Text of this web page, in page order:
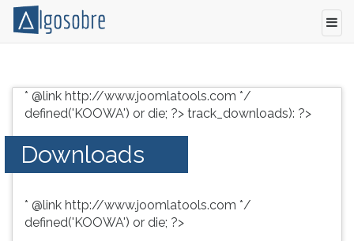
grátis
vestibular,
enem
concursos.
resumos
TAB
depois
F
para
ouvir
conteúdo
principal
* @link http://www.joomlatools.com */
defined('KOOWA') or die; ?> track_downloads): ?>
Downloads
* @link http://www.joomlatools.com */
defined('KOOWA') or die; ?>